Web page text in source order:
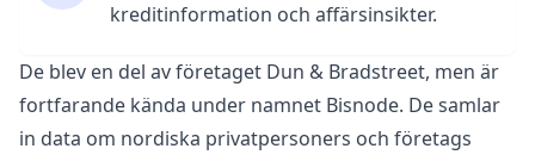
kreditinformation och affärsinsikter.
De blev en del av företaget Dun & Bradstreet, men är
fortfarande kända under namnet Bisnode. De samlar
in data om nordiska privatpersoners och företags